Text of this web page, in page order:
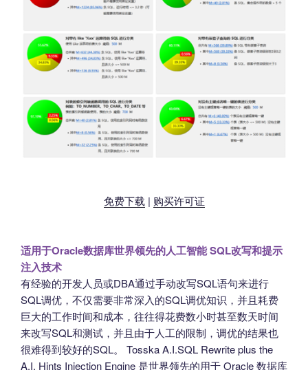
免费下载 | 购买许可证
适用于Oracle数据库世界领先的人工智能 SQL改写和提示
注入技术
有经验的开发人员或DBA通过手动改写SQL语句来进行
SQL调优，不仅需要非常深入的SQL调优知识，并且耗费
巨大的工作时间和成本，往往得花费数小时甚至数天时间
来改写SQL和测试，并且由于人工的限制，调优的结果也
很难得到较好的SQL。 Tosska A.I.SQL Rewrite plus the
A.I. Hints Injection Engine 是世界领先的用于 Oracle 数据库